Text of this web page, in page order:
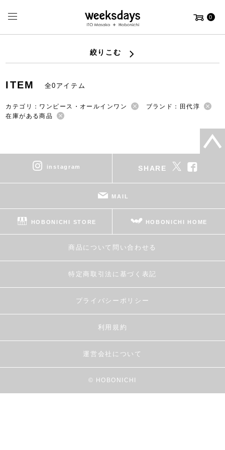
0
絞りこむ
ITEM 全0アイテム
カテゴリ：ワンピース・オールインワン
ブランド：田代淳
在庫がある商品
instagram SHARE
MAIL
HOBONICHI STORE HOBONICHI HOME
商品について問い合わせる
特定商取引法に基づく表記
プライバシーポリシー
利用規約
運営会社について
© HOBONICHI